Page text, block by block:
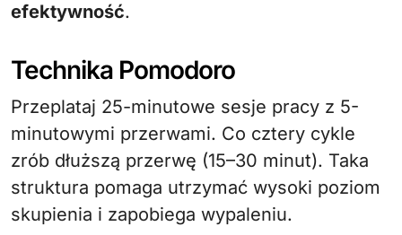
efektywność.
Technika Pomodoro
Przeplataj 25-minutowe sesje pracy z 5-
minutowymi przerwami. Co cztery cykle
zrób dłuższą przerwę (15–30 minut). Taka
struktura pomaga utrzymać wysoki poziom
skupienia i zapobiega wypaleniu.